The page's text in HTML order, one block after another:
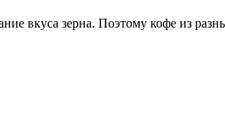
вкуса зерна. Поэтому кофе из